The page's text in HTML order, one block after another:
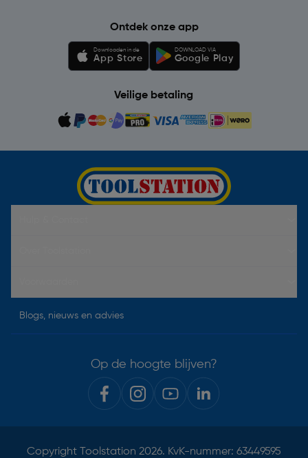
Ontdek onze app
Downloaden in de
App Store
DOWNLOAD VIA
Google Play
Veilige betaling
Blogs, nieuws en advies
Op de hoogte blijven?
Copyright Toolstation 2026. KvK-nummer: 63449595